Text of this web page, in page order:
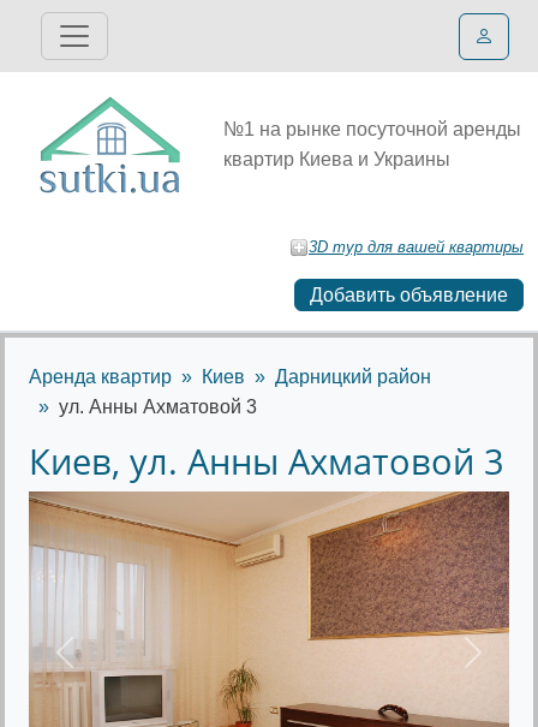
№1 на рынке посуточной аренды
квартир Киева и Украины
3D тур для вашей квартиры
Добавить объявление
Аренда квартир Киев
Дарницкий район
ул. Анны Ахматовой 3
Киев, ул. Анны Ахматовой 3
Предыдущее